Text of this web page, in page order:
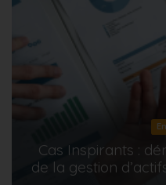
Cas Inspirants :
de la gestion